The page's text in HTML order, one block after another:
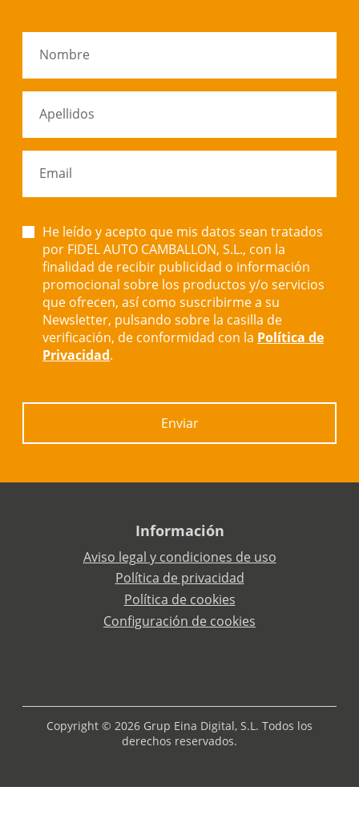
Nombre
Apellidos
Email
He leído y acepto que mis datos sean tratados
por FIDEL AUTO CAMBALLON, S.L., con la
finalidad de recibir publicidad o información
promocional sobre los productos y/o servicios
que ofrecen, así como suscribirme a su
Newsletter, pulsando sobre la casilla de
verificación, de conformidad con la Política de
Privacidad.
Enviar
Información
Aviso legal y condiciones de uso
Política de privacidad
Política de cookies
Configuración de cookies
Copyright © 2026 Grup Eina Digital, S.L. Todos los
derechos reservados.